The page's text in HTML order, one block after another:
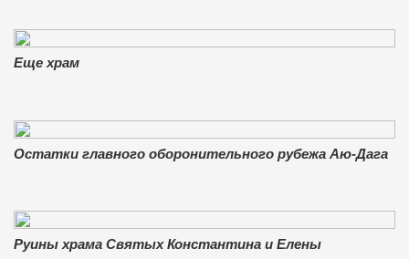
Еще храм
Остатки главного оборонительного рубежа Аю-Дага
Руины храма Святых Константина и Елены